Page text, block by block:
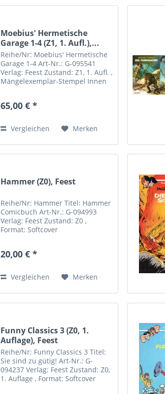
Moebius' Hermetische
Garage 1-4 (Z1, 1. Aufl.),...
Reihe/Nr: Moebius' Hermetische
Garage 1-4 Art-Nr.: G-095541
Verlag: Feest Zustand: Z1, 1. Aufl. ,
Mängelexemplar-Stempel Innen
65,00 € *
Vergleichen Merken
Hammer (Z0), Feest
Reihe/Nr: Hammer Titel: Hammer
Comicbuch Art-Nr.: G-094993
Verlag: Feest Zustand: Z0 ,
Format: Softcover
20,00 € *
Vergleichen Merken
Funny Classics 3 (Z0, 1.
Auflage), Feest
Reihe/Nr: Funny Classics 3 Titel:
Sie sind zu gütig! Art-Nr.: G-
094237 Verlag: Feest Zustand: Z0,
1. Auflage , Format: Softcover